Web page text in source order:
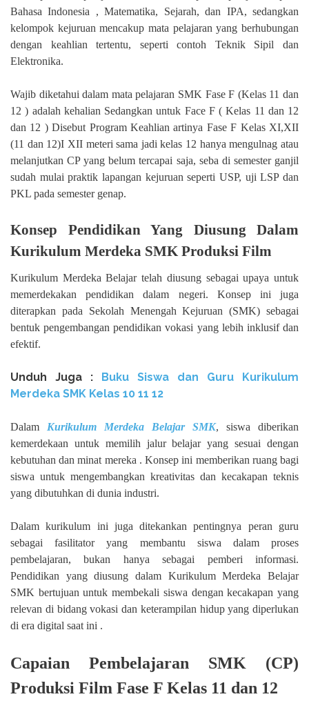
Bahasa Indonesia , Matematika, Sejarah, dan IPA, sedangkan
kelompok kejuruan mencakup mata pelajaran yang berhubungan
dengan keahlian tertentu, seperti contoh Teknik Sipil dan
Elektronika.
Wajib diketahui dalam mata pelajaran SMK Fase F (Kelas 11 dan
12 ) adalah kehalian Sedangkan untuk Face F ( Kelas 11 dan 12
dan 12 ) Disebut Program Keahlian artinya Fase F Kelas XI,XII
(11 dan 12)I XII meteri sama jadi kelas 12 hanya mengulnag atau
melanjutkan CP yang belum tercapai saja, seba di semester ganjil
sudah mulai praktik lapangan kejuruan seperti USP, uji LSP dan
PKL pada semester genap.
Konsep Pendidikan Yang Diusung Dalam
Kurikulum Merdeka SMK Produksi Film
Kurikulum Merdeka Belajar telah diusung sebagai upaya untuk
memerdekakan pendidikan dalam negeri. Konsep ini juga
diterapkan pada Sekolah Menengah Kejuruan (SMK) sebagai
bentuk pengembangan pendidikan vokasi yang lebih inklusif dan
efektif.
Unduh Juga : Buku Siswa dan Guru Kurikulum
Merdeka SMK Kelas 10 11 12
Dalam Kurikulum Merdeka Belajar SMK, siswa diberikan
kemerdekaan untuk memilih jalur belajar yang sesuai dengan
kebutuhan dan minat mereka . Konsep ini memberikan ruang bagi
siswa untuk mengembangkan kreativitas dan kecakapan teknis
yang dibutuhkan di dunia industri.
Dalam kurikulum ini juga ditekankan pentingnya peran guru
sebagai fasilitator yang membantu siswa dalam proses
pembelajaran, bukan hanya sebagai pemberi informasi.
Pendidikan yang diusung dalam Kurikulum Merdeka Belajar
SMK bertujuan untuk membekali siswa dengan kecakapan yang
relevan di bidang vokasi dan keterampilan hidup yang diperlukan
di era digital saat ini .
Capaian Pembelajaran SMK (CP)
Produksi Film Fase F Kelas 11 dan 12